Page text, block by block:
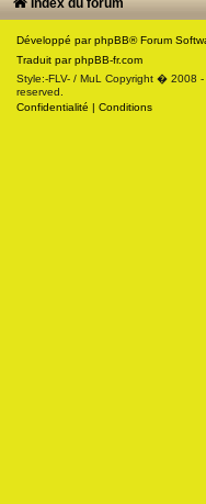
Développé parphpBB® Forum
Traduit parphpBB-fr.com
Style:-FLV- / MuL Copyright � 2008
reserved.
Confidentialité | Conditions